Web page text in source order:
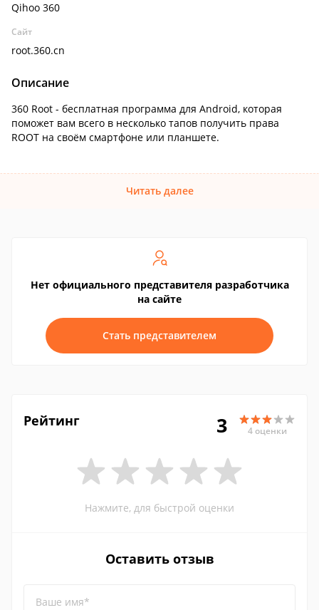
Qihoo 360
Сайт
root.360.cn
Описание
360 Root - бесплатная программа для Android, которая
поможет вам всего в несколько тапов получить права
ROOT на своём смартфоне или планшете.
Читать далее
Нет официального представителя разработчика
на сайте
Стать представителем
Рейтинг 3 4 оценки
Нажмите, для быстрой оценки
Оставить отзыв
Ваше имя*